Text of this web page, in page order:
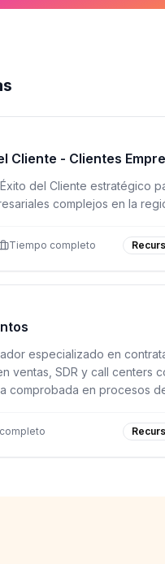
Cliente - Clientes
del Cliente estratégico
complejos en la
Tiempo completo
especializado en
ventas, SDR y call centers
comprobada en procesos